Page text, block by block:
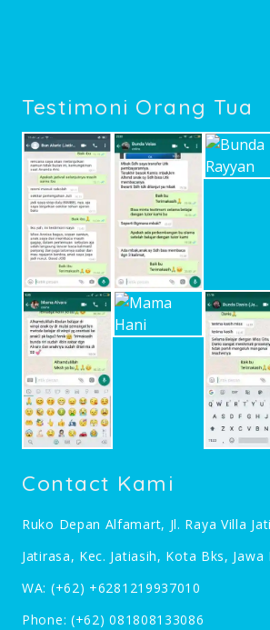
Testimoni Orang Tua
Contact Kami
Ruko Depan Alfamart, Jl. Raya Villa
Jatirasa, Kec. Jatiasih, Kota Bks,
WA: (+62) +6281219937010
Phone: (+62) 081808133086